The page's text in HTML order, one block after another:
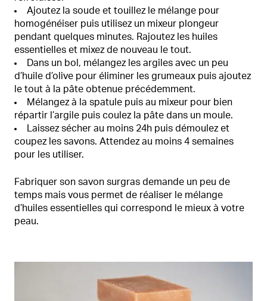
Ajoutez la soude et touillez le mélange pour
homogénéiser puis utilisez un mixeur plongeur
pendant quelques minutes. Rajoutez les huiles
essentielles et mixez de nouveau le tout.
Dans un bol, mélangez les argiles avec un peu
d’huile d’olive pour éliminer les grumeaux puis ajoutez
le tout à la pâte obtenue précédemment.
Mélangez à la spatule puis au mixeur pour bien
répartir l’argile puis coulez la pâte dans un moule.
Laissez sécher au moins 24h puis démoulez et
coupez les savons. Attendez au moins 4 semaines
pour les utiliser.
Fabriquer son savon surgras demande un peu de
temps mais vous permet de réaliser le mélange
d’huiles essentielles qui correspond le mieux à votre
peau.